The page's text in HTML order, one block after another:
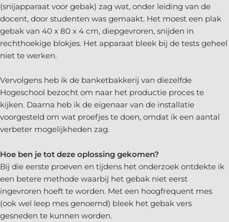
(snijapparaat voor gebak) zag wat, onder leiding van de
docent, door studenten was gemaakt. Het moest een plak
gebak van 40 x 80 x 4 cm, diepgevroren, snijden in
rechthoekige blokjes. Het apparaat bleek bij de tests geheel
niet te werken.
Vervolgens heb ik de banketbakkerij van diezelfde
Hogeschool bezocht om naar het productie proces te
kijken. Daarna heb ik de eigenaar van de installatie
voorgesteld om wat proefjes te doen, omdat ik een aantal
verbeter mogelijkheden zag.
Hoe ben je tot deze oplossing gekomen?
Bij die eerste proeven en tijdens het onderzoek ontdekte ik
een betere methode waarbij het gebak niet eerst
ingevroren hoeft te worden. Met een hoogfrequent mes
(ook wel leep mes genoemd) bleek het gebak vers
gesneden te kunnen worden.